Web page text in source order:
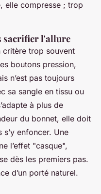
elle compresse ; trop
sacrifier l'allure
critère trop souvent
boutons pression,
n’est pas toujours
sa sangle en tissu ou
à plus de
du bonnet, elle doit
s’y enfoncer. Une
l’effet "casque",
dès les premiers pas.
d’un porté naturel.